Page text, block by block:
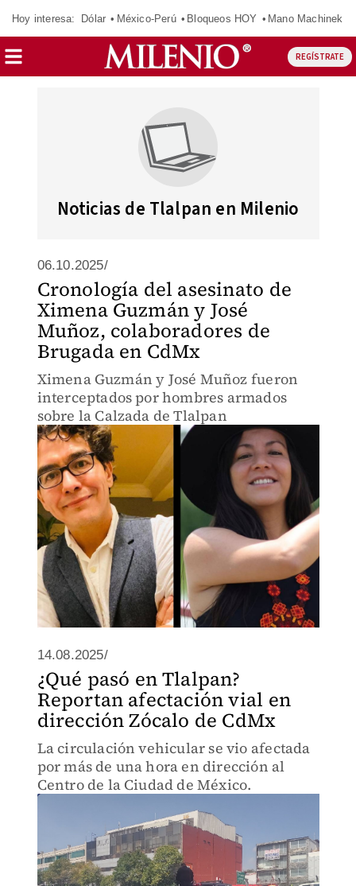
Hoy interesa: Dólar México-Perú Bloqueos HOY Mano Machinek
REGÍSTRATE
Noticias de Tlalpan en Milenio
06.10.2025/
Cronología del asesinato de
Ximena Guzmán y José
Muñoz, colaboradores de
Brugada en CdMx
Ximena Guzmán y José Muñoz fueron
interceptados por hombres armados
sobre la Calzada de Tlalpan
14.08.2025/
¿Qué pasó en Tlalpan?
Reportan afectación vial en
dirección Zócalo de CdMx
La circulación vehicular se vio afectada
por más de una hora en dirección al
Centro de la Ciudad de México.